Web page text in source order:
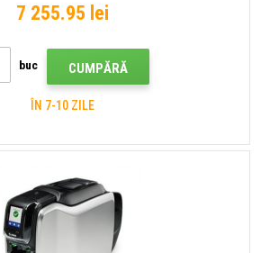
7 255.95 lei
buc CUMPĂRĂ
ÎN 7-10 ZILE